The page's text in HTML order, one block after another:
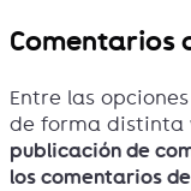
Comentarios
Entre las
de forma distinta
publicación de
los comentarios